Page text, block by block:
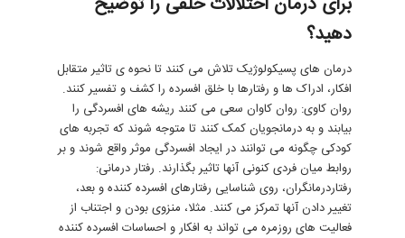
دهید؟
درمان های پسیکولوژیک تلاش می کنند تا نحوه ی تاثیر متقابل
افکار، ادراک ها و رفتارها با خلق افسرده را کشف و تفسیر کنند.
روان کاوی: روان کاوان سعی می کنند ریشه های افسردگی را
بیابند و به درمانجویان کمک کنند تا متوجه شوند که تجربه های
کودکی چگونه می توانند در ایجاد افسردگی موثر واقع شوند و بر
روابط میان فردی کنونی آنها تاثیر بگذارند. رفتار درمانی:
رفتاردرمانگران، روی شناسایی رفتارهای افسرده کننده و بعد،
تغییر دادن آنها تمرکز می کنند. مثلا، منزوی بودن و اجتناب از
فعالیت های روزمره می تواند به افکار و احساسات افسرده کننده